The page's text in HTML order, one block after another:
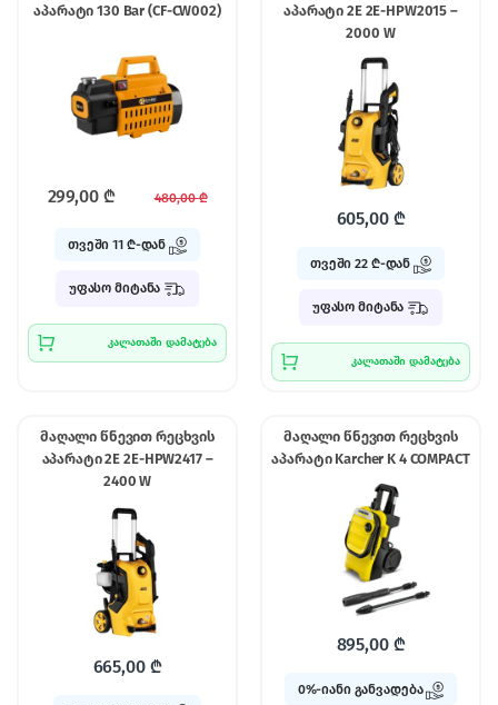
აპარატი 130 Bar (CF-CW002)
299,00 ₾ 480,00₾
თვეში 11 ₾-დან
უფასო მიტანა
კალათაში დამატება
აპარატი 2E 2E-HPW2015 –
2000 W
605,00 ₾
თვეში 22 ₾-დან
უფასო მიტანა
კალათაში დამატება
მაღალი წნევით რეცხვის
აპარატი 2E 2E-HPW2417 –
2400 W
665,00 ₾
მაღალი წნევით რეცხვის
აპარატი Karcher K 4 COMPACT
895,00 ₾
0%-იანი განვადება